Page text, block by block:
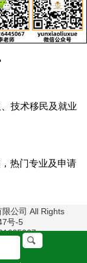
技术移民及就业
热门专业及申请
公司 All Rights
号-5
2楼